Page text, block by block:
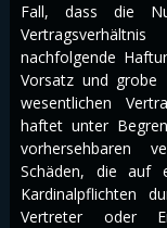
Fall, dass die
nachfolgende
Vorsatz und grobe
wesentlichen
haftet unter
vorhersehbaren
Schäden, die auf
Kardinalpflichten
Vertreter oder